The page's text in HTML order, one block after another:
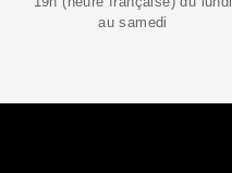
au samedi